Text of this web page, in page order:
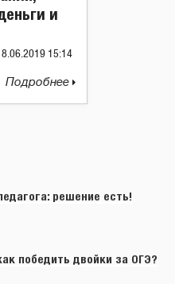
и
15:14
Подробнее
решение есть!
победить двойки за ОГЭ?